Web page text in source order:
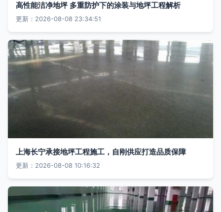
高性能洁净地坪 多重防护下的涂装与地坪工程解析
更新：2026-08-08 23:34:51
上海长宁承接地坪工程施工，自刚供应打造品质保障
更新：2026-08-08 10:16:32